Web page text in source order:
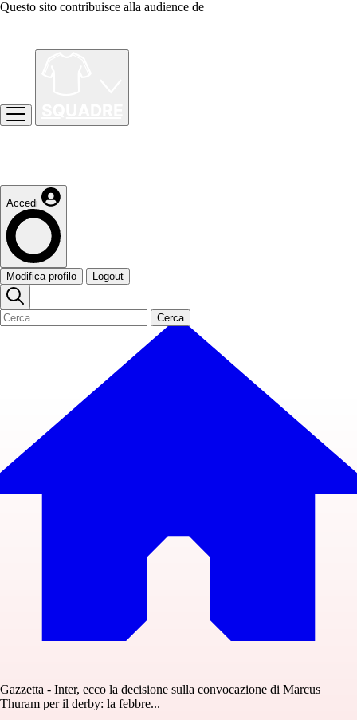
Questo sito contribuisce alla audience de
Accedi
Modifica profilo Logout
Cerca
Gazzetta - Inter, ecco la decisione sulla convocazione di Marcus
Thuram per il derby: la febbre...